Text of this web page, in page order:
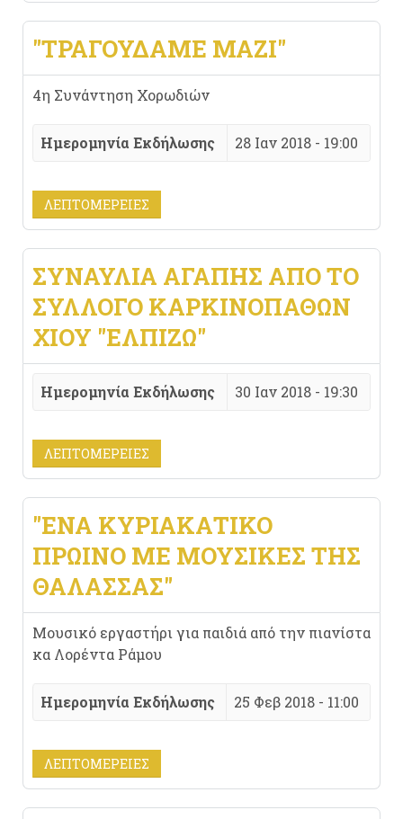
"ΤΡΑΓΟΥΔΆΜΕ ΜΑΖΊ"
4η Συνάντηση Χορωδιών
Ημερομηνία Εκδήλωσης 28 Ιαν 2018 - 19:00
ΛΕΠΤΟΜΈΡΕΙΕΣ
ΣΥΝΑΥΛΊΑ ΑΓΆΠΗΣ ΑΠΌ ΤΟ
ΣΎΛΛΟΓΟ ΚΑΡΚΙΝΟΠΑΘΏΝ
ΧΊΟΥ "ΕΛΠΊΖΩ"
Ημερομηνία Εκδήλωσης 30 Ιαν 2018 - 19:30
ΛΕΠΤΟΜΈΡΕΙΕΣ
"ΈΝΑ ΚΥΡΙΑΚΆΤΙΚΟ
ΠΡΩΙΝΌ ΜΕ ΜΟΥΣΙΚΈΣ ΤΗΣ
ΘΆΛΑΣΣΑΣ"
Μουσικό εργαστήρι για παιδιά από την πιανίστα
κα Λορέντα Ράμου
Ημερομηνία Εκδήλωσης 25 Φεβ 2018 - 11:00
ΛΕΠΤΟΜΈΡΕΙΕΣ